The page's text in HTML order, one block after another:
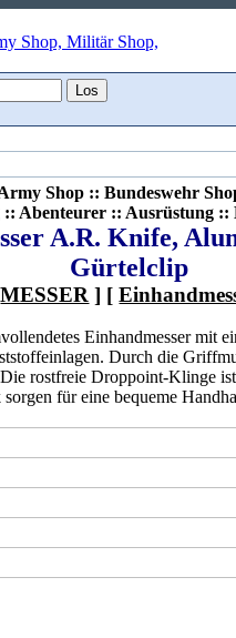
Shop :: Bundeswehr
Abenteurer :: Ausrüstung ::
A.R. Knife,
Gürtelclip
MESSER ] [
Einhandmesser mit
Durch die
rostfreie Droppoint-Klinge
für eine bequeme